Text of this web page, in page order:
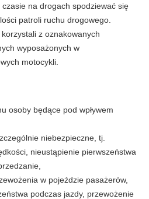
na drogach spodziewać się
patroli ruchu drogowego.
z oznakowanych
wyposażonych w
motocykli.
osoby będące pod wpływem
niebezpieczne, tj.
nieustąpienie pierwszeństwa
w pojeździe pasażerów,
podczas jazdy, przewożenie